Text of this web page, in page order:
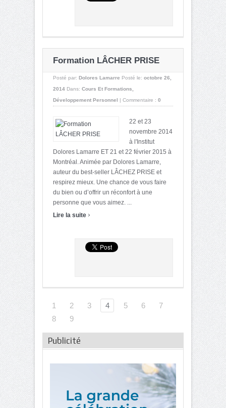
Formation LÂCHER PRISE
Posté par: Dolores Lamarre Posté le: octobre 26,
2014 Dans: Cours Et Formations
Développement Personnel | Commentaire : 0
22 et 23
novembre 2014
à l'Institut
Dolores Lamarre ET 21 et 22 février 2015 à
Montréal. Animée par Dolores Lamarre,
auteur du best-seller LÂCHEZ PRISE et
respirez mieux. Une chance de vous faire
du bien ou d’offrir un réconfort à une
personne que vous aimez. ...
Lire la suite ›
1 2 3 4 5 6
7
8
9
Publicité